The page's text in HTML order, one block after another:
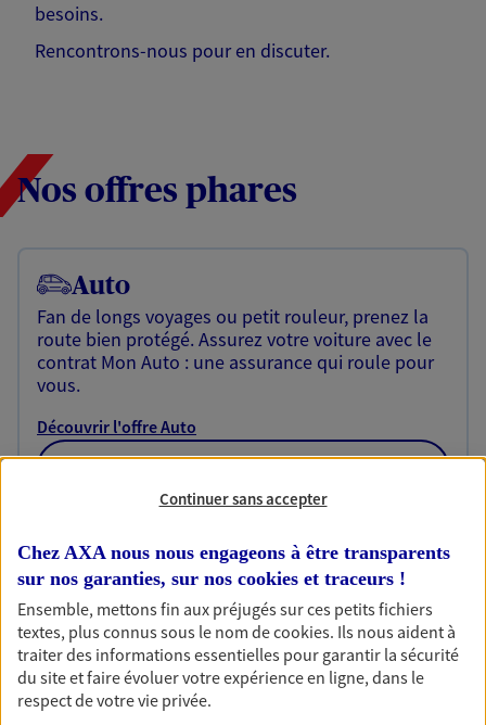
besoins.
Rencontrons-nous pour en discuter.
Nos offres phares
Auto
Fan de longs voyages ou petit rouleur, prenez la
route bien protégé. Assurez votre voiture avec le
contrat Mon Auto : une assurance qui roule pour
vous.
Découvrir l'offre Auto
Habitation
Votre logement est unique, comme vous. Le
contrat Ma Maison assure votre sérénité en
protégeant ce qui vous tient à coeur.
Découvrir l'offre Habitation
OBTENIR UN TARIF EN LIGNE
Continuer sans accepter
Chez AXA nous nous engageons à être transparents
sur nos garanties, sur nos cookies et traceurs !
Ensemble, mettons fin aux préjugés sur ces petits fichiers
textes, plus connus sous le nom decookies. Ils nous aident à
traiter des informations essentielles pour garantir la sécurité
du site et faire évoluer votre expérience en ligne, dans le
respect de votre vie privée.